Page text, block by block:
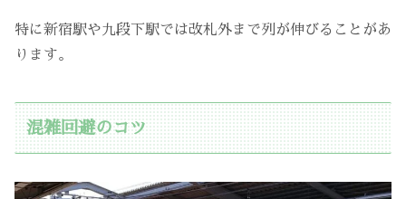
特に新宿駅や九段下駅では改札外まで列が伸びることがあ
ります。
混雑回避のコツ